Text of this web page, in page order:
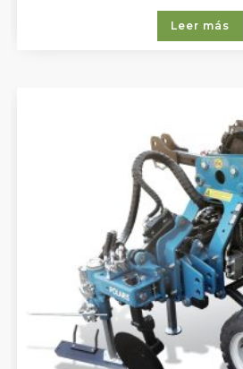
Leer más